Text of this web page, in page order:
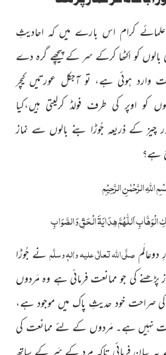
علمائے کرام اس بارے میں کہ احادیثِ
بالوں کو اکٹھا کرکے سر کے پیچھے گرہ دے
وارد ہوئی ہے، تو آجکل عورتیں کیچر
کو اوپر کی طرف فولڈ کرلیتی ہیں،کیا
چیز کے ذریعہ جُوڑا بنے بالوں سے نماز
ہے؟
اللّٰہِ الرَّحْمٰنِ الرَّحِیْمِ
الْوَھَّابِ اَللّٰھُمَّ ھِدَایَۃَ الْحَقِّ وَالصَّوَابِ
صلَّی اللہ تعالٰی علیہ واٰلہٖ وسلَّمنے جُوڑا
پڑھنے کی جو ممانعت فرمائی ہے وہ مَردوں
خود حدیثِ پاک میں موجود ہے،
نہیں ہے۔ مَردوں کے لئے ممانعت کی
بیان فرمائی تاکہ مرد کے سَر کے ساتھ